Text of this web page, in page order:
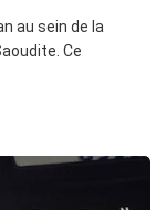
au sein de la
Ce